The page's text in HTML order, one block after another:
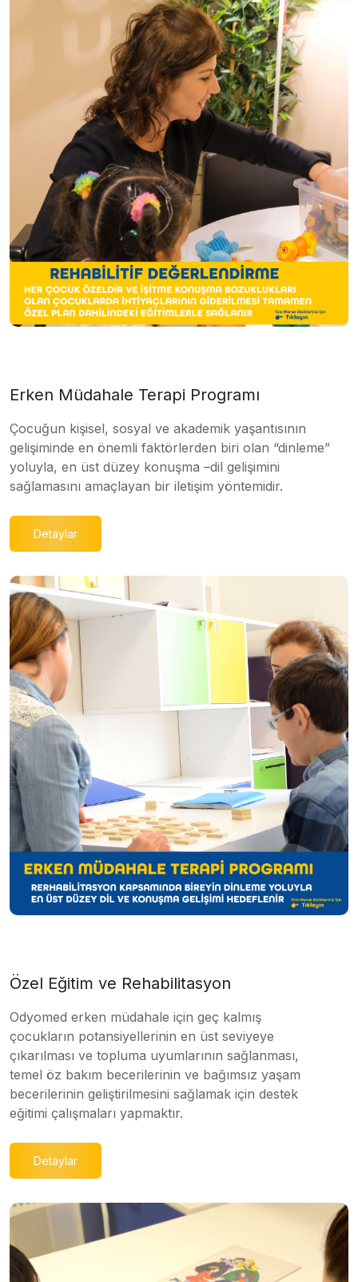
Erken Müdahale Terapi Programı
Çocuğun kişisel, sosyal ve akademik yaşantısının
gelişiminde en önemli faktörlerden biri olan “dinleme”
yoluyla, en üst düzey konuşma –dil gelişimini
sağlamasını amaçlayan bir iletişim yöntemidir.
Detaylar
Özel Eğitim ve Rehabilitasyon
Odyomed erken müdahale için geç kalmış
çocukların potansiyellerinin en üst seviyeye
çıkarılması ve topluma uyumlarının sağlanması,
temel öz bakım becerilerinin ve bağımsız yaşam
becerilerinin geliştirilmesini sağlamak için destek
eğitimi çalışmaları yapmaktır.
Detaylar